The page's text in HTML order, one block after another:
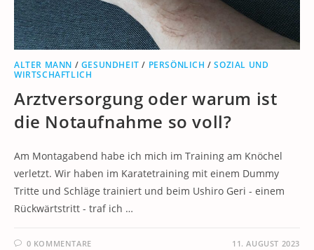
ALTER MANN / GESUNDHEIT / PERSÖNLICH /SOZIAL UND
WIRTSCHAFTLICH
Arztversorgung oder warum ist
die Notaufnahme so voll?
Am Montagabend habe ich mich im Training am Knöchel
verletzt. Wir haben im Karatetraining mit einem Dummy
Tritte und Schläge trainiert und beim Ushiro Geri - einem
Rückwärtstritt - traf ich …
0 KOMMENTARE 11. AUGUST 2023